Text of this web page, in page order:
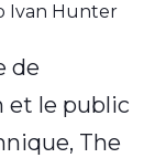
Ivan Hunter
de
et le public
The